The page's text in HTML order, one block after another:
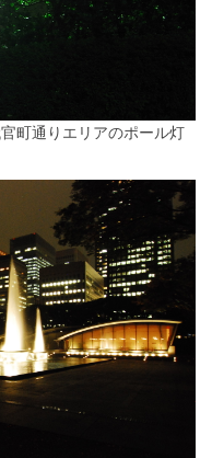
町通りエリアのポール灯